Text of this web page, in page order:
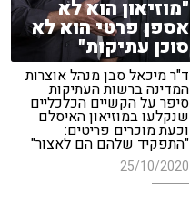
"מוזיאון הוא לא
אספן פרטי הוא לא
סוכן עתיקות"
ד"ר מיכאל סבן מנהל אוצרות
המדינה ברשות העתיקות
סיפר על הקשיים הכלכליים
שנקלעו במוזיאון האיסלם
וכעת מוכרים פריטים:
"התפקיד שלהם הם לאצור"
25/10/2020